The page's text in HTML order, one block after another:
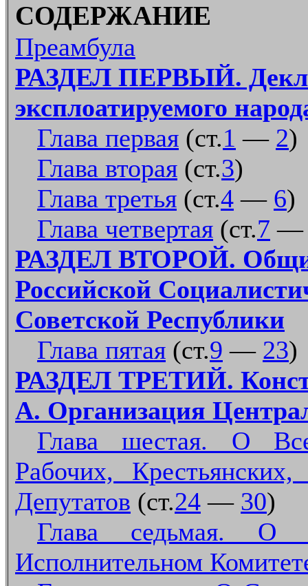
СОДЕРЖАНИЕ
Преамбула
РАЗДЕЛ ПЕРВЫЙ.
эксплоатируемого
Глава первая (ст.1 — 2)
Глава вторая (ст.3)
Глава третья (ст.4 — 6)
Глава четвертая (ст.7
РАЗДЕЛ ВТОРОЙ.
Российской
Советской Республики
Глава пятая (ст.9 — 23)
РАЗДЕЛ ТРЕТИЙ.
А. Организация
Глава шестая. О
Рабочих,
Депутатов (ст.24 — 30)
Глава седьмая. О
Исполнительном